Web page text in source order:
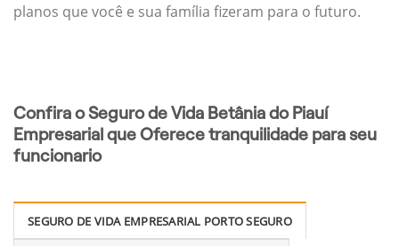
planos que você e sua família fizeram para o futuro.
Confira o Seguro de Vida Betânia do Piauí
Empresarial que Oferece tranquilidade para seu
funcionario
SEGURO DE VIDA EMPRESARIAL PORTO SEGURO